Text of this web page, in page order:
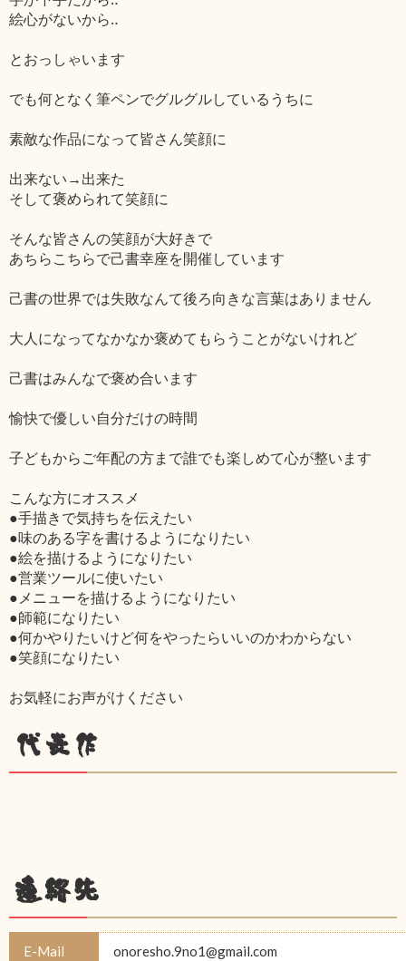
絵心がないから‥
とおっしゃいます
でも何となく筆ペンでグルグルしているうちに
素敵な作品になって皆さん笑顔に
出来ない→出来た
そして褒められて笑顔に
そんな皆さんの笑顔が大好きで
あちらこちらで己書幸座を開催しています
己書の世界では失敗なんて後ろ向きな言葉はありません
大人になってなかなか褒めてもらうことがないけれど
己書はみんなで褒め合います
愉快で優しい自分だけの時間
子どもからご年配の方まで誰でも楽しめて心が整います
こんな方にオススメ
●手描きで気持ちを伝えたい
●味のある字を書けるようになりたい
●絵を描けるようになりたい
●営業ツールに使いたい
●メニューを描けるようになりたい
●師範になりたい
●何かやりたいけど何をやったらいいのかわからない
●笑顔になりたい
お気軽にお声がけください
代表作
連絡先
E-Mail onoresho.9no1@gmail.com